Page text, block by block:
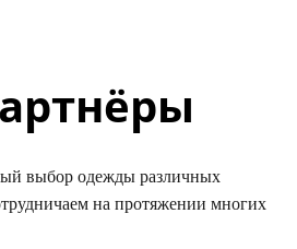
выбор одежды различных
на протяжении многих